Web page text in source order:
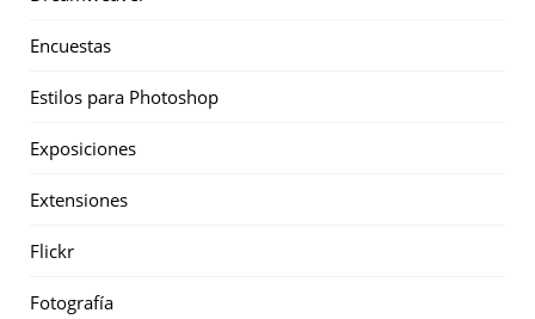
Encuestas
Estilos para Photoshop
Exposiciones
Extensiones
Flickr
Fotografía